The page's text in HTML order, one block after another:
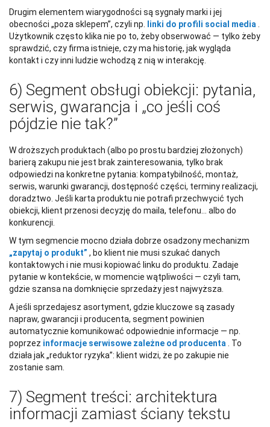
Drugim elementem wiarygodności są sygnały marki i jej
obecności „poza sklepem”, czyli np.
linki do profili social media
Użytkownik często klika nie po to, żeby obserwować — tylko żeby
sprawdzić, czy firma istnieje, czy ma historię, jak wygląda
kontakt i czy inni ludzie wchodzą z nią w interakcję.
6) Segment obsługi obiekcji: pytania,
serwis, gwarancja i „co jeśli coś
pójdzie nie tak?”
W droższych produktach (albo po prostu bardziej złożonych)
barierą zakupu nie jest brak zainteresowania, tylko brak
odpowiedzi na konkretne pytania: kompatybilność, montaż,
serwis, warunki gwarancji, dostępność części, terminy realizacji,
doradztwo. Jeśli karta produktu nie potrafi przechwycić tych
obiekcji, klient przenosi decyzję do maila, telefonu… albo do
konkurencji.
W tym segmencie mocno działa dobrze osadzony mechanizm
„zapytaj o produkt” , bo klient nie musi szukać danych
kontaktowych i nie musi kopiować linku do produktu. Zadaje
pytanie w kontekście, w momencie wątpliwości — czyli tam,
gdzie szansa na domknięcie sprzedaży jest najwyższa.
A jeśli sprzedajesz asortyment, gdzie kluczowe są zasady
napraw, gwarancji i producenta, segment powinien
automatycznie komunikować odpowiednie informacje — np.
poprzez informacje serwisowe zależne od producenta
. To
działa jak „reduktor ryzyka”: klient widzi, że po zakupie nie
zostanie sam.
7) Segment treści: architektura
informacji zamiast ściany tekstu